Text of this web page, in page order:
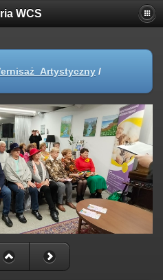
WCS
/